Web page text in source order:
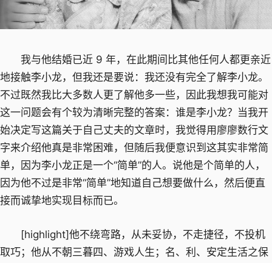
我与他结婚已近 9 年，在此期间比其他任何人都更亲近
地接触李小龙，但我还是要说：我还没有完全了解李小龙。
不过既然我比大多数人更了解他多一些，因此我想我可能对
这一问题会有个较为清晰完整的答案：谁是李小龙？当我开
始决定写这篇关于自己丈夫的文章时，我觉得用廖廖数行文
字来介绍他真是非常困难，但随后我便意识到这其实非常简
单，因为李小龙正是一个“简单”的人。说他是个简单的人，
因为他不过是非常“简单”地知道自己想要做什么，然后便直
接而诚挚地实现目标而已。
[highlight]他不绕弯路，从未妥协，不走捷径，不投机
取巧；他从不朝三暮四、游戏人生；名、利、安定生活之保